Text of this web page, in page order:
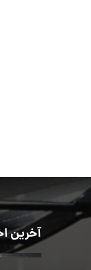
آخرین